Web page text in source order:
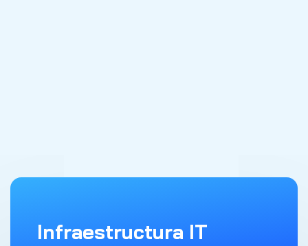
Infraestructura IT